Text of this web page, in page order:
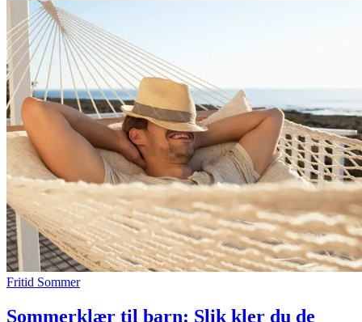
Fritid Sommer
Sommerklær til barn: Slik kler du de